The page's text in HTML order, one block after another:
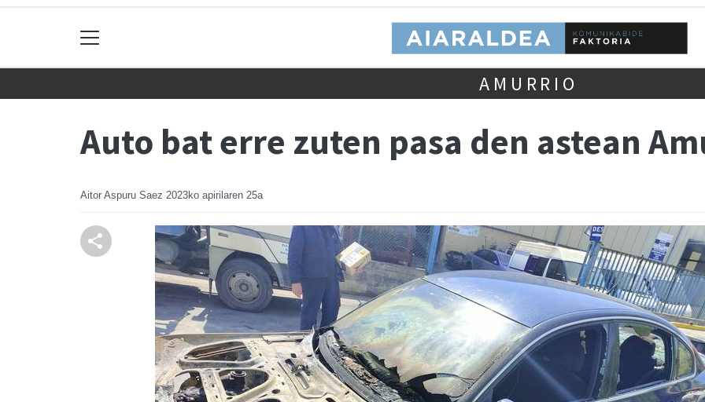
AMURRIO
Auto bat erre zuten pasa den astean
Aitor Aspuru Saez 2023ko apirilaren 25a